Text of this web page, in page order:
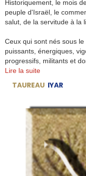
Historiquement, le mois
peuple d'Israël, le
salut, de la servitude à la
Ceux qui sont nés sous
puissants, énergiques,
progressifs, militants et
Lire la suite
TAUREAU IYAR